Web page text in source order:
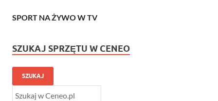
SPORT NA ŻYWO W TV
SZUKAJ SPRZĘTU W CENEO
SZUKAJ